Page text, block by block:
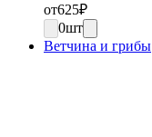
от625₽
0шт
Ветчина и грибы